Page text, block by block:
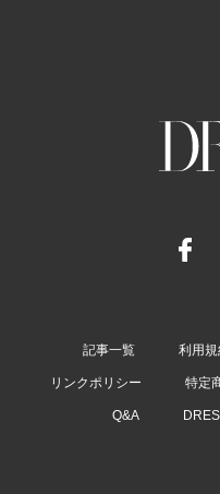
記事一覧 利用
リンクポリシー 特定
Q&A